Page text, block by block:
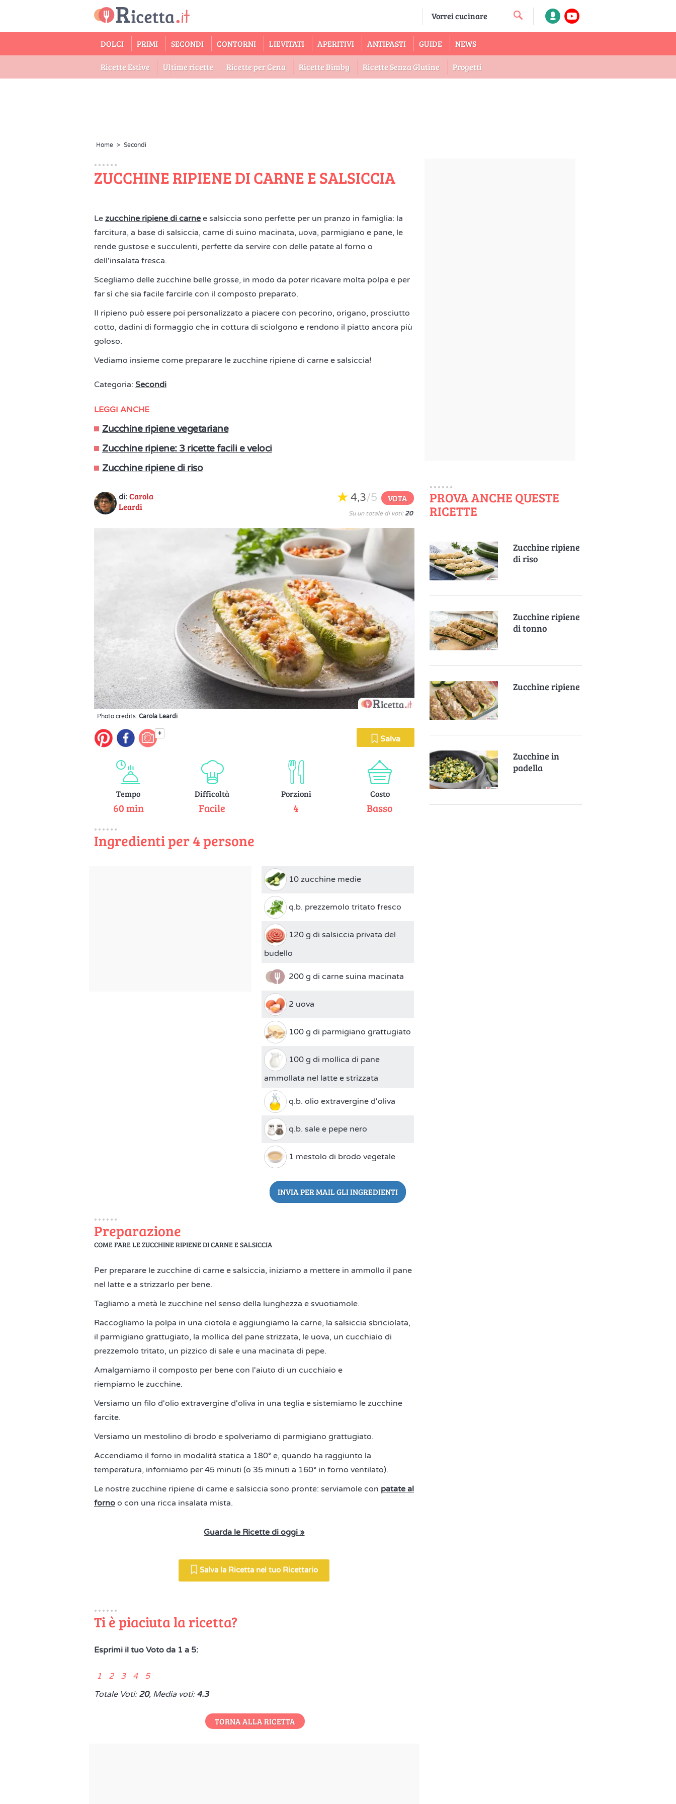
DOLCI PRIMI SECONDI CONTORNI LIEVITATI APERITIVI ANTIPASTI GUIDE NEWS
Ricette Estive Ultime ricette Ricette per Cena Ricette Bimby Ricette Senza Glutine Progetti
Home > Secondi
ZUCCHINE RIPIENE DI CARNE E SALSICCIA
Le zucchine ripiene di carne e salsiccia sono perfette per un pranzo in famiglia: la
farcitura, a base di salsiccia, carne di suino macinata, uova, parmigiano e pane, le
rende gustose e succulenti, perfette da servire con delle patate al forno o
dell'insalata fresca.
Scegliamo delle zucchine belle grosse, in modo da poter ricavare molta polpa e per
far sì che sia facile farcirle con il composto preparato.
Il ripieno può essere poi personalizzato a piacere con pecorino, origano, prosciutto
cotto, dadini di formaggio che in cottura di sciolgono e rendono il piatto ancora più
goloso.
Vediamo insieme come preparare le zucchine ripiene di carne e salsiccia!
Categoria: Secondi
LEGGI ANCHE
Zucchine ripiene vegetariane
Zucchine ripiene: 3 ricette facili e veloci
Zucchine ripiene di riso
di: Carola
Leardi
4,3/5 VOTA
Su un totale di voti: 20
Photo credits: Carola Leardi
+
Salva
Tempo
60 min
Difficoltà
Facile
Porzioni
4
Costo
Basso
Ingredienti per 4 persone
10 zucchine medie
q.b. prezzemolo tritato fresco
120 g di salsiccia privata del
budello
200 g di carne suina macinata
2 uova
100 g di parmigiano grattugiato
100 g di mollica di pane
ammollata nel latte e strizzata
q.b. olio extravergine d'oliva
q.b. sale e pepe nero
1 mestolo di brodo vegetale
INVIA PER MAIL GLI INGREDIENTI
Preparazione
COME FARE LE ZUCCHINE RIPIENE DI CARNE E SALSICCIA
Per preparare le zucchine di carne e salsiccia, iniziamo a mettere in ammollo il pane
nel latte e a strizzarlo per bene.
Tagliamo a metà le zucchine nel senso della lunghezza e svuotiamole.
Raccogliamo la polpa in una ciotola e aggiungiamo la carne, la salsiccia sbriciolata,
il parmigiano grattugiato, la mollica del pane strizzata, le uova, un cucchiaio di
prezzemolo tritato, un pizzico di sale e una macinata di pepe.
Amalgamiamo il composto per bene con l'aiuto di un cucchiaio e
riempiamo le zucchine.
Versiamo un filo d'olio extravergine d'oliva in una teglia e sistemiamo le zucchine
farcite.
Versiamo un mestolino di brodo e spolveriamo di parmigiano grattugiato.
Accendiamo il forno in modalità statica a 180° e, quando ha raggiunto la
temperatura, inforniamo per 45 minuti (o 35 minuti a 160° in forno ventilato).
Le nostre zucchine ripiene di carne e salsiccia sono pronte: serviamole con patate al
forno o con una ricca insalata mista.
Guarda le Ricette di oggi »
Salva la Ricetta nel tuo Ricettario
Ti è piaciuta la ricetta?
Esprimi il tuo Voto da 1 a 5:
1 2 3 4 5
Totale Voti: 20, Media voti: 4.3
TORNA ALLA RICETTA
PROVA ANCHE QUESTE
RICETTE
Zucchine ripiene
di riso
Zucchine ripiene
di tonno
Zucchine ripiene
Zucchine in
padella